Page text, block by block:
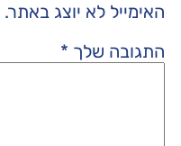
האימייל לא יוצג באתר.
התגובה שלך *